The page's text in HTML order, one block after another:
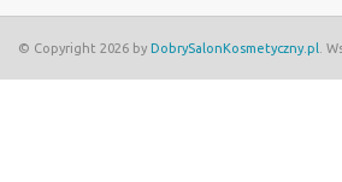
© Copyright 2026 by DobrySalonKosmetyczny.pl .